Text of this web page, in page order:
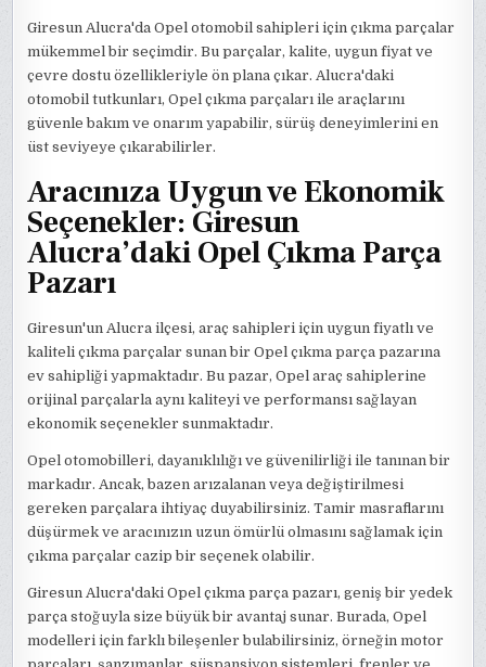
Giresun Alucra'da Opel otomobil sahipleri için çıkma parçalar
mükemmel bir seçimdir. Bu parçalar, kalite, uygun fiyat ve
çevre dostu özellikleriyle ön plana çıkar. Alucra'daki
otomobil tutkunları, Opel çıkma parçaları ile araçlarını
güvenle bakım ve onarım yapabilir, sürüş deneyimlerini en
üst seviyeye çıkarabilirler.
Aracınıza Uygun ve Ekonomik
Seçenekler: Giresun
Alucra’daki Opel Çıkma Parça
Pazarı
Giresun'un Alucra ilçesi, araç sahipleri için uygun fiyatlı ve
kaliteli çıkma parçalar sunan bir Opel çıkma parça pazarına
ev sahipliği yapmaktadır. Bu pazar, Opel araç sahiplerine
orijinal parçalarla aynı kaliteyi ve performansı sağlayan
ekonomik seçenekler sunmaktadır.
Opel otomobilleri, dayanıklılığı ve güvenilirliği ile tanınan bir
markadır. Ancak, bazen arızalanan veya değiştirilmesi
gereken parçalara ihtiyaç duyabilirsiniz. Tamir masraflarını
düşürmek ve aracınızın uzun ömürlü olmasını sağlamak için
çıkma parçalar cazip bir seçenek olabilir.
Giresun Alucra'daki Opel çıkma parça pazarı, geniş bir yedek
parça stoğuyla size büyük bir avantaj sunar. Burada, Opel
modelleri için farklı bileşenler bulabilirsiniz, örneğin motor